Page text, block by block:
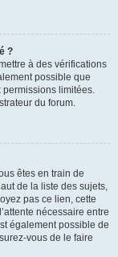
?
à des vérifications
possible que
limitées.
du forum.
êtes en train de
de la liste des sujets,
pas ce lien, cette
nécessaire entre
également possible de
vous de le faire